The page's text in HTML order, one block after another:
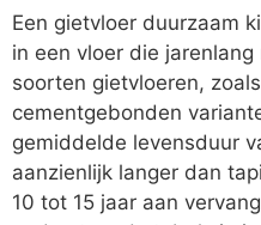
Een gietvloer duurzaam
in een vloer die
soorten gietvloeren,
cementgebonden
gemiddelde levensduur
aanzienlijk langer dan
10 tot 15 jaar aan